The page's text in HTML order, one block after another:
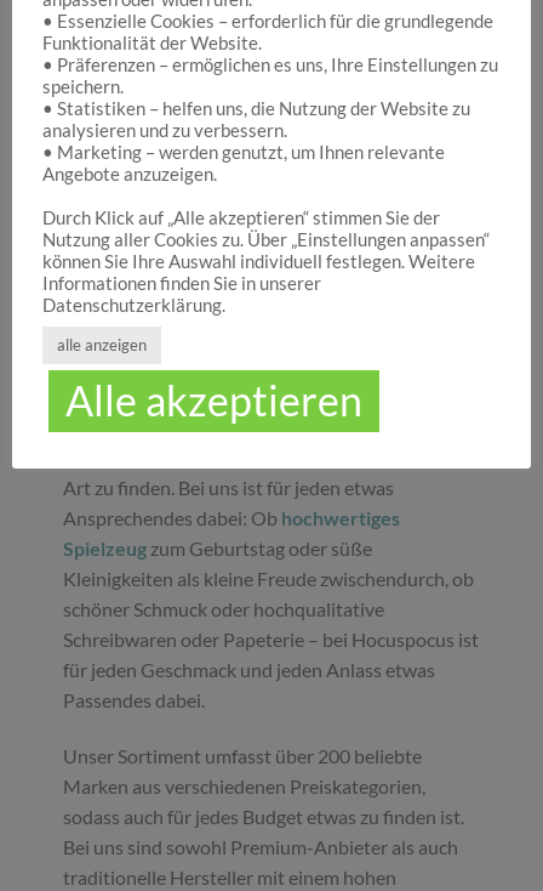
Hocuspocus – Ihr Onlineshop für die schönen
Dinge des Lebens
Hocuspocus ist die richtige Anlaufstelle für Dich,
wenn Du auf der Suche nach schönen
Geschenken , tollenSpielwarenoder
ansprechenderDekorationbist. Wir von
Hocuspocus wissen schöne Dinge stets zu
schätzen und legen daher großen Wert darauf,
dass bei uns Groß und Klein etwas finden, was sie
glücklich macht. Jeder Tag ist ein guter Anlass, um
seinen Liebsten oder sich selbst eine Freude zu
machen. Unser umfassendes Sortiment gibt Ihnen
Art zu finden. Bei uns ist für jeden etwas
Ansprechendes dabei: Ob hochwertiges
Spielzeug zum Geburtstag oder süße
Kleinigkeiten als kleine Freude zwischendurch, ob
schöner Schmuck oder hochqualitative
Schreibwaren oder Papeterie – bei Hocuspocus ist
für jeden Geschmack und jeden Anlass etwas
Passendes dabei.
Unser Sortiment umfasst über 200 beliebte
Marken aus verschiedenen Preiskategorien,
sodass auch für jedes Budget etwas zu finden ist.
Bei uns sind sowohl Premium-Anbieter als auch
traditionelle Hersteller mit einem hohen
• Essenzielle Cookies – erforderlich für die grundlegende
Funktionalität der Website.
• Präferenzen – ermöglichen es uns, Ihre Einstellungen zu
speichern.
• Statistiken – helfen uns, die Nutzung der Website zu
analysieren und zu verbessern.
• Marketing – werden genutzt, um Ihnen relevante
Angebote anzuzeigen.
Durch Klick auf „Alle akzeptieren“ stimmen Sie der
Nutzung aller Cookies zu. Über „Einstellungen anpassen“
können Sie Ihre Auswahl individuell festlegen. Weitere
Informationen finden Sie in unserer
Datenschutzerklärung.
alle anzeigen
Alle akzeptieren